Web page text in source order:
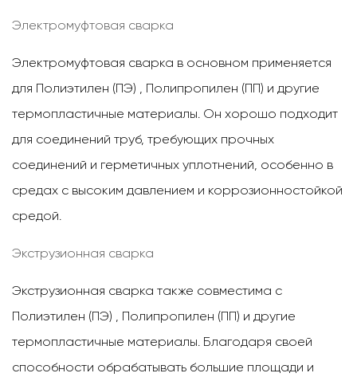
Электромуфтовая сварка
Электромуфтовая сварка в основном применяется
для Полиэтилен (ПЭ) , Полипропилен (ПП) и другие
термопластичные материалы. Он хорошо подходит
для соединений труб, требующих прочных
соединений и герметичных уплотнений, особенно в
средах с высоким давлением и коррозионностойкой
средой.
Экструзионная сварка
Экструзионная сварка также совместима с
Полиэтилен (ПЭ) , Полипропилен (ПП) и другие
термопластичные материалы. Благодаря своей
способности обрабатывать большие площади и